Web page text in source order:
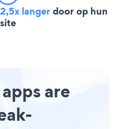
2,5x langerdoor op hun
site
are